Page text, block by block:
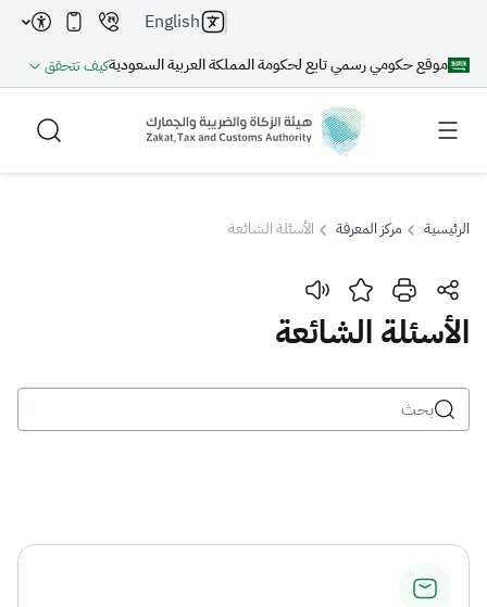
موقع حكومي رسمي تابع لحكومة المملكة العربية السعوديةكيف تتحقق
English
بحث
الرئيسية مركز المعرفة الأسئلة الشائعة
الأسئلة الشائعة